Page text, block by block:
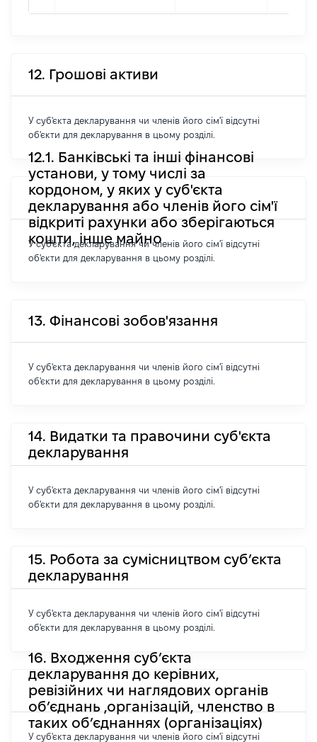
12. Грошові активи
У суб'єкта декларування чи членів його сім'ї відсутні
об'єкти для декларування в цьому розділі.
12.1. Банківські та інші фінансові
установи, у тому числі за
кордоном, у яких у суб'єкта
декларування або членів його сім'ї
відкриті рахунки або зберігаються
кошти, інше майно
У суб'єкта декларування чи членів його сім'ї відсутні
об'єкти для декларування в цьому розділі.
13. Фінансові зобов'язання
У суб'єкта декларування чи членів його сім'ї відсутні
об'єкти для декларування в цьому розділі.
14. Видатки та правочини суб'єкта
декларування
У суб'єкта декларування чи членів його сім'ї відсутні
об'єкти для декларування в цьому розділі.
15. Робота за сумісництвом суб’єкта
декларування
У суб'єкта декларування чи членів його сім'ї відсутні
об'єкти для декларування в цьому розділі.
16. Входження суб’єкта
декларування до керівних,
ревізійних чи наглядових органів
об’єднань ,організацій, членство в
таких об’єднаннях (організаціях)
У суб'єкта декларування чи членів його сім'ї відсутні